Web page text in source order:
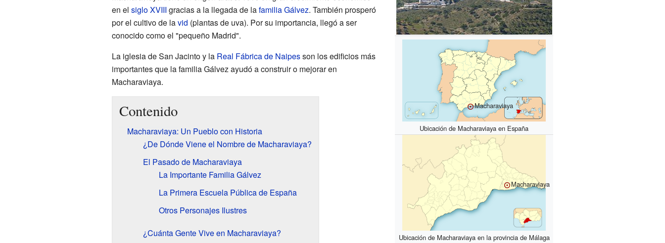
Macharaviaya
Ubicación de Macharaviaya en España
Macharaviaya
Ubicación de Macharaviaya en la provincia de Málaga
en el siglo XVIII gracias a la llegada de lafamilia Gálvez. También prosperó
por el cultivo de lavid (plantas de uva). Por su importancia, llegó a ser
conocido como el "pequeño Madrid".
La iglesia de San Jacinto y la Real Fábrica de Naipesson los edificios más
importantes que la familia Gálvez ayudó a construir o mejorar en
Macharaviaya.
Contenido
Macharaviaya: Un Pueblo con Historia
¿De Dónde Viene el Nombre de Macharaviaya?
El Pasado de Macharaviaya
La Importante Familia Gálvez
La Primera Escuela Pública de España
Otros Personajes Ilustres
¿Cuánta Gente Vive en Macharaviaya?